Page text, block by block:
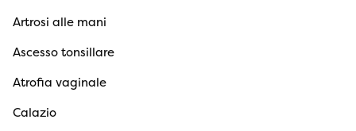
Artrosi alle mani
Ascesso tonsillare
Atrofia vaginale
Calazio